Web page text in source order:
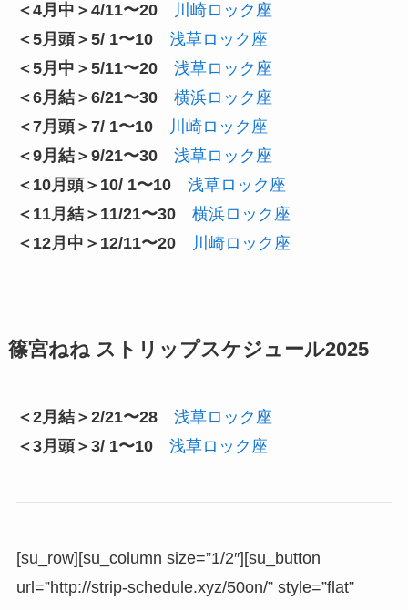
＜4月中＞4/11〜20
川崎ロック座
＜5月頭＞5/ 1〜10
浅草ロック座
＜5月中＞5/11〜20
浅草ロック座
＜6月結＞6/21〜30
横浜ロック座
＜7月頭＞7/ 1〜10
川崎ロック座
＜9月結＞9/21〜30
浅草ロック座
＜10月頭＞10/ 1〜10
浅草ロック座
＜11月結＞11/21〜30
横浜ロック座
＜12月中＞12/11〜20
川崎ロック座
篠宮ねね ストリップスケジュール2025
＜2月結＞2/21〜28
浅草ロック座
＜3月頭＞3/ 1〜10
浅草ロック座
[su_row][su_column size=”1/2″][su_button
url=”http://strip-schedule.xyz/50on/” style=”flat”